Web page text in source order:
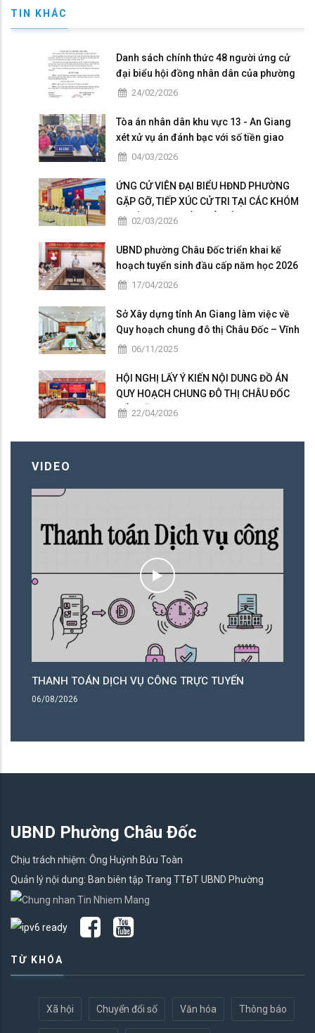
TIN KHÁC
Danh sách chính thức 48 người ứng cử
đại biểu hội đồng nhân dân của phường
Châu Đốc nhiệm kỳ 2026 - 2031
24/02/2026
Tòa án nhân dân khu vực 13 - An Giang
xét xử vụ án đánh bạc với số tiền giao
dịch hơn 4,9 tỷ đồng
04/03/2026
ỨNG CỬ VIÊN ĐẠI BIỂU HĐND PHƯỜNG
GẶP GỠ, TIẾP XÚC CỬ TRI TẠI CÁC KHÓM
THUỘC ĐƠN VỊ BẦU CỬ SỐ 5
02/03/2026
UBND phường Châu Đốc triển khai kế
hoạch tuyển sinh đầu cấp năm học 2026
– 202717/04/2026
Sở Xây dựng tỉnh An Giang làm việc về
Quy hoạch chung đô thị Châu Đốc – Vĩnh
Tế giai đoạn 2025 – 2026
06/11/2025
HỘI NGHỊ LẤY Ý KIẾN NỘI DUNG ĐỒ ÁN
QUY HOẠCH CHUNG ĐÔ THỊ CHÂU ĐỐC
ĐẾN NĂM 2050
22/04/2026
VIDEO
THANH TOÁN DỊCH VỤ CÔNG TRỰC TUYẾN
06/08/2026
UBND Phường Châu Đốc
Chịu trách nhiệm: Ông Huỳnh Bửu Toàn
Quản lý nội dung: Ban biên tập Trang TTĐT UBND Phường
TỪ KHÓA
Xã hội Chuyển đổi số Văn hóa Thông báo